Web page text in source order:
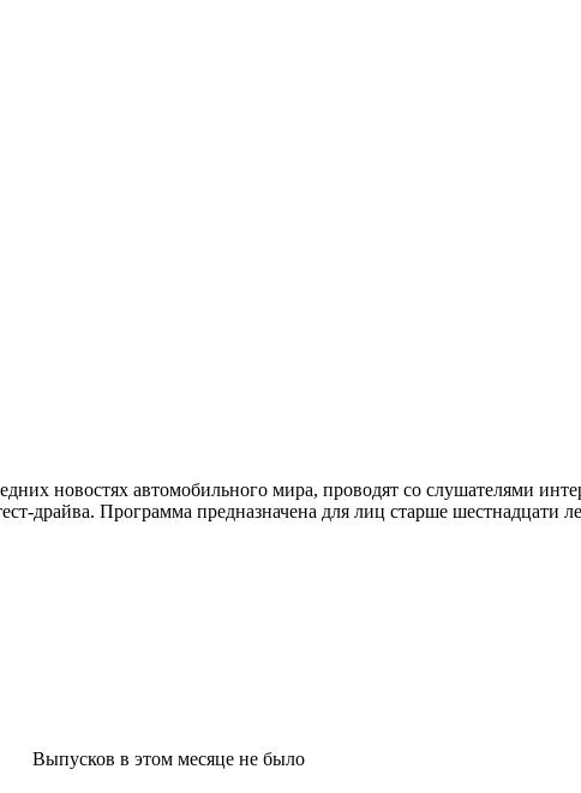
новостях автомобильного мира, проводят со слушателями
драйва. Программа предназначена для лиц старше шестнадцати
Выпусков в этом месяце не было